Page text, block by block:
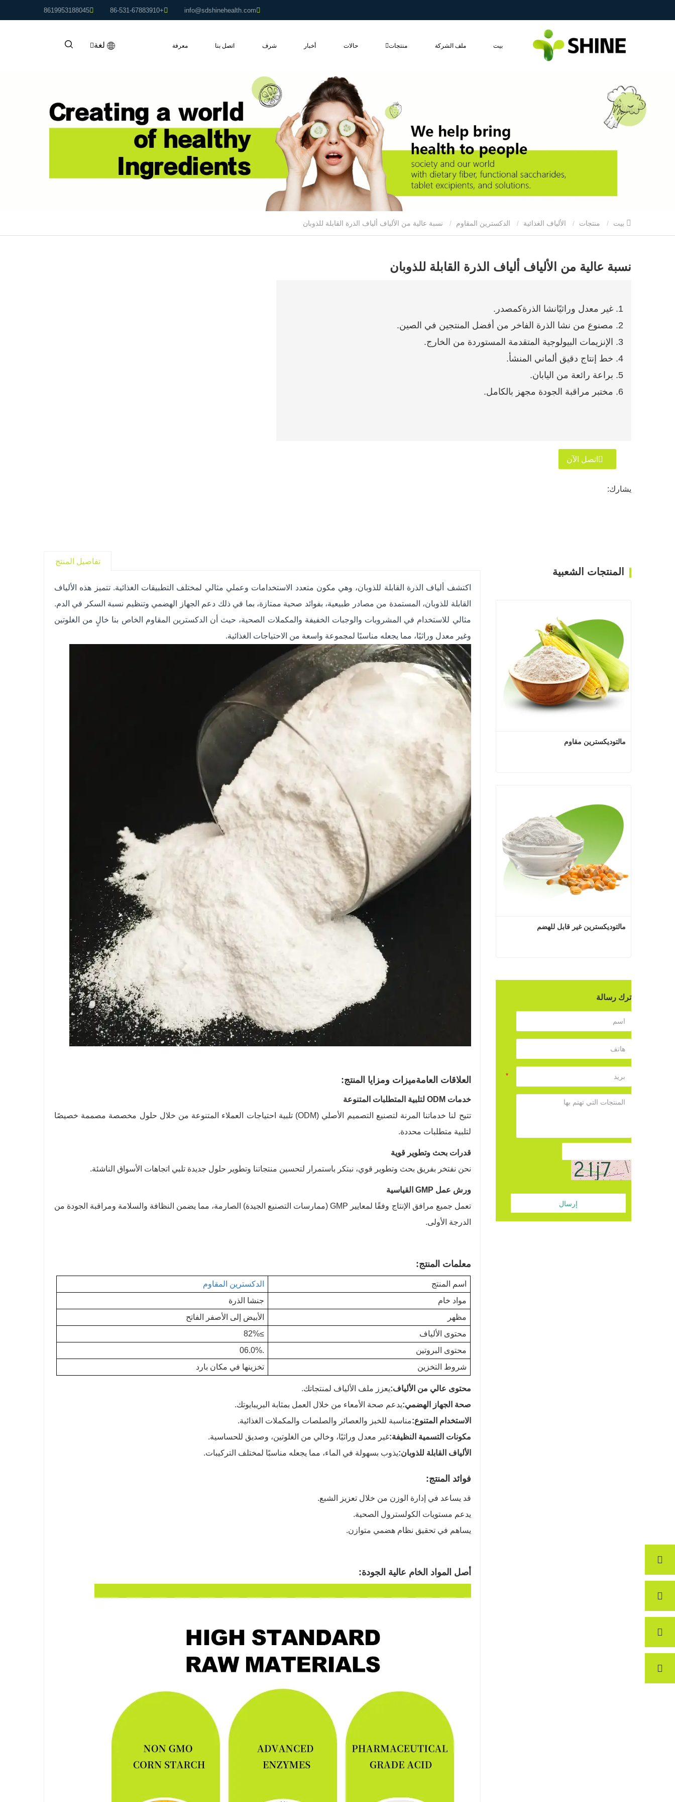
info@sdshinehealth.com
+86-531-67883910
8619953188045
بيت ملف الشركة منتجات حالات أخبار شرف اتصل بنا معرفة لغة
منتجات الألياف الغذائية الدكسترين المقاوم
نسبة عالية من الألياف ألياف الذرة القابلة للذوبان
1. غير معدل وراثيًا نشا الذرةكمصدر.
2. مصنوع من نشا الذرة الفاخر من أفضل المنتجين في الصين.
3. الإنزيمات البيولوجية المتقدمة المستوردة من الخارج.
4. خط إنتاج دقيق ألماني المنشأ.
5. براعة رائعة من اليابان.
6. مختبر مراقبة الجودة مجهز بالكامل.
اتصل الآن
يشارك:
تفاصيل المنتج
اكتشف ألياف الذرة القابلة للذوبان، وهي مكون متعدد الاستخدامات وعملي مثالي لمختلف التطبيقات الغذائية. تتميز هذه الألياف
القابلة للذوبان، المستمدة من مصادر طبيعية، بفوائد صحية ممتازة، بما في ذلك دعم الجهاز الهضمي وتنظيم نسبة السكر في الدم.
مثالي للاستخدام في المشروبات والوجبات الخفيفة والمكملات الصحية، حيث أن الدكسترين المقاوم الخاص بنا خالٍ من الغلوتين
وغير معدل وراثيًا، مما يجعله مناسبًا لمجموعة واسعة من الاحتياجات الغذائية.
العلاقات العامةميزات ومزايا المنتج:
خدمات ODM لتلبية المتطلبات المتنوعة
تتيح لنا خدماتنا المرنة لتصنيع التصميم الأصلي (ODM) تلبية احتياجات العملاء المتنوعة من خلال حلول مخصصة مصممة خصيصًا
لتلبية متطلبات محددة.
قدرات بحث وتطوير قوية
نحن نفتخر بفريق بحث وتطوير قوي، نبتكر باستمرار لتحسين منتجاتنا وتطوير حلول جديدة تلبي اتجاهات الأسواق الناشئة.
ورش عمل GMP القياسية
تعمل جميع مرافق الإنتاج وفقًا لمعايير GMP (ممارسات التصنيع الجيدة) الصارمة، مما يضمن النظافة والسلامة ومراقبة الجودة من
الدرجة الأولى.
معلمات المنتج:
اسم المنتج
الدكسترين المقاوم
مواد خام
جنشا الذرة
مظهر
الأبيض إلى الأصفر الفاتح
محتوى الألياف
≥82%
محتوى البروتين
.06.0%
شروط التخزين
تخزينها في مكان بارد
محتوى عالي من الألياف:يعزز ملف الألياف لمنتجاتك.
صحة الجهاز الهضمي:يدعم صحة الأمعاء من خلال العمل بمثابة البريبايوتك.
الاستخدام المتنوع:مناسبة للخبز والعصائر والصلصات والمكملات الغذائية.
مكونات التسمية النظيفة:غير معدل وراثيًا، وخالي من الغلوتين، وصديق للحساسية.
الألياف القابلة للذوبان:يذوب بسهولة في الماء، مما يجعله مناسبًا لمختلف التركيبات.
فوائد المنتج:
قد يساعد في إدارة الوزن من خلال تعزيز الشبع.
يدعم مستويات الكولسترول الصحية.
يساهم في تحقيق نظام هضمي متوازن.
أصل المواد الخام عالية الجودة:
المنتجات الشعبية
مالتوديكسترين مقاوم
اتصل الآن
مالتوديكسترين غير قابل للهضم
ترك رسالة
إرسال